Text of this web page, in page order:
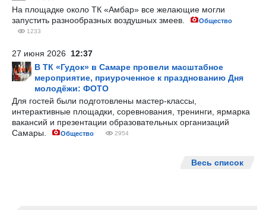
На площадке около ТК «Амбар» все желающие могли
запустить разнообразных воздушных змеев.
Общество
1233
27 июня 2026 12:37
В ТК «Гудок» в Самаре провели масштабное
мероприятие, приуроченное к празднованию Дня
молодёжи: ФОТО
Для гостей были подготовлены мастер-классы,
интерактивные площадки, соревнования, тренинги, ярмарка
вакансий и презентации образовательных организаций
Самары.
Общество 2954
Весь список